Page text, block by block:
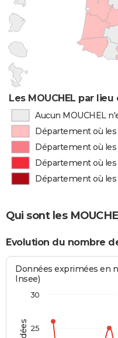
Les MOUCHEL par
Aucun MOUCHEL
Département où les
Département où les
Département où
Département où
Qui sont les
Evolution du nombre
Données exprimées en
Insee)
25
30